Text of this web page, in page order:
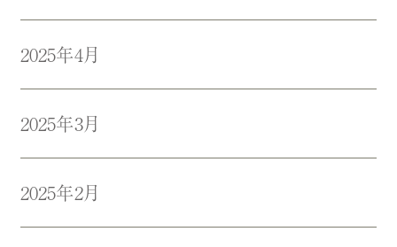
2025年4月
2025年3月
2025年2月